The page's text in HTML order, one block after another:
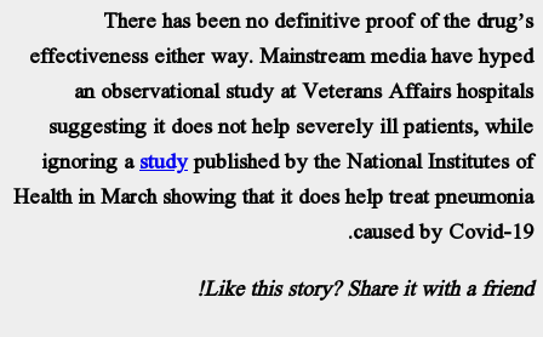
There has been no definitive proof of the
effectiveness either way. Mainstream media have
an observational study at Veterans Affairs
suggesting it does not help severely ill patients,
ignoring astudypublished by the National Institutes
Health in March showing that it does help treat
caused by Covid-
Like this story? Share it with a